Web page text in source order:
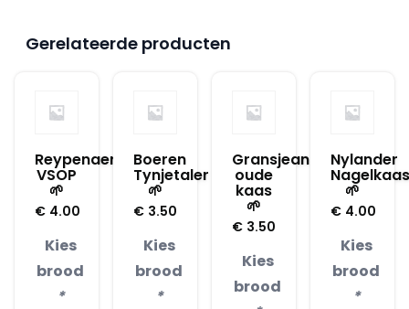
Gerelateerde producten
Reypenaer
VSOP
🌱
€ 4.00
Kies
brood
*
Boeren
Tynjetaler
🌱
€ 3.50
Kies
brood
*
Gransjean
oude
kaas
🌱
€ 3.50
Kies
brood
Nylander
Nagelkaas
🌱
€ 4.00
Kies
brood
*